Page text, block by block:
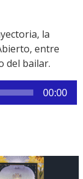
la
entre
del bailar.
00:00